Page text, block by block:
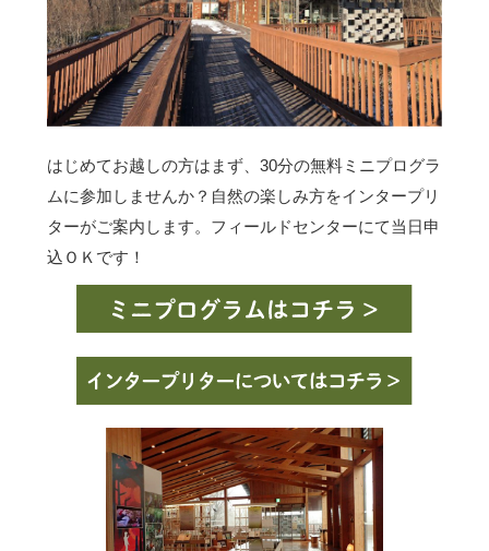
はじめてお越しの方はまず、30分の無料ミニプログラ
ムに参加しませんか？自然の楽しみ方をインタープリ
ターがご案内します。フィールドセンターにて当日申
込ＯＫです！